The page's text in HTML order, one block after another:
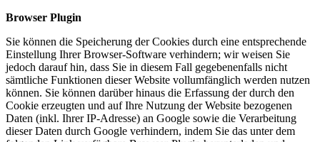
Browser Plugin
Sie können die Speicherung der Cookies durch eine entsprechende
Einstellung Ihrer Browser-Software verhindern; wir weisen Sie
jedoch darauf hin, dass Sie in diesem Fall gegebenenfalls nicht
sämtliche Funktionen dieser Website vollumfänglich werden nutzen
können. Sie können darüber hinaus die Erfassung der durch den
Cookie erzeugten und auf Ihre Nutzung der Website bezogenen
Daten (inkl. Ihrer IP-Adresse) an Google sowie die Verarbeitung
dieser Daten durch Google verhindern, indem Sie das unter dem